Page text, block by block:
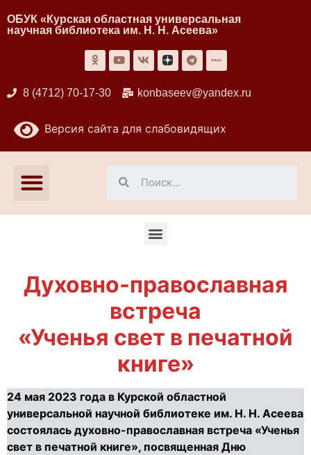
ОБУК «Курская областная универсальная
научная библиотека им. Н. Н. Асеева»
8 (4712) 70-17-30 konbaseev@yandex.ru
Версия сайта для слабовидящих
Духовно-православная
встреча
«Ученья свет в печатной
книге»
24 мая 2023 года в Курской областной
универсальной научной библиотеке им. Н. Н. Асеева
состоялась духовно-православная встреча «Ученья
свет в печатной книге», посвященная Дню